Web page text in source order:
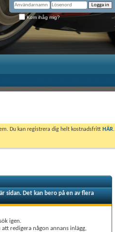
Kom ihåg mig?
Du kan registrera dig helt kostnadsfritt HÄR.
sidan. Det kan bero på en av flera
igen.
redigera någon annans inlägg,